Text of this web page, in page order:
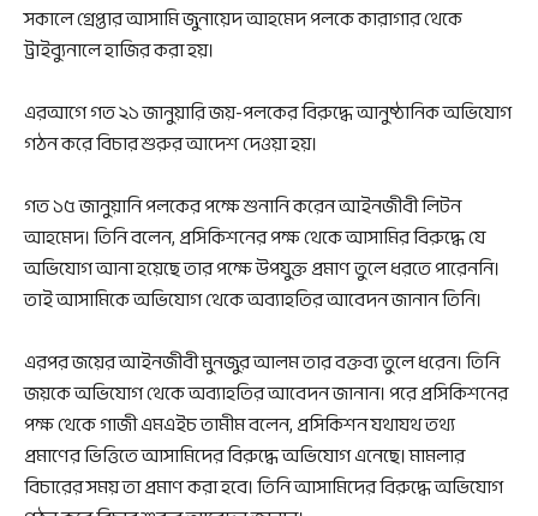
সকালে গ্রেপ্তার আসামি জুনায়েদ আহমেদ পলকে কারাগার থেকে
ট্রাইব্যুনালে হাজির করা হয়।
এরআগে গত ২১ জানুয়ারি জয়-পলকের বিরুদ্ধে আনুষ্ঠানিক অভিযোগ
গঠন করে বিচার শুরুর আদেশ দেওয়া হয়।
গত ১৫ জানুয়ানি পলকের পক্ষে শুনানি করেন আইনজীবী লিটন
আহমেদ। তিনি বলেন, প্রসিকিশনের পক্ষ থেকে আসামির বিরুদ্ধে যে
অভিযোগ আনা হয়েছে তার পক্ষে উপযুক্ত প্রমাণ তুলে ধরতে পারেননি।
তাই আসামিকে অভিযোগ থেকে অব্যাহতির আবেদন জানান তিনি।
এরপর জয়ের আইনজীবী মুনজুর আলম তার বক্তব্য তুলে ধরেন। তিনি
জয়কে অভিযোগ থেকে অব্যাহতির আবেদন জানান। পরে প্রসিকিশনের
পক্ষ থেকে গাজী এমএইচ তামীম বলেন, প্রসিকিশন যথাযথ তথ্য
প্রমাণের ভিত্তিতে আসামিদের বিরুদ্ধে অভিযোগ এনেছে। মামলার
বিচারের সময় তা প্রমাণ করা হবে। তিনি আসামিদের বিরুদ্ধে অভিযোগ